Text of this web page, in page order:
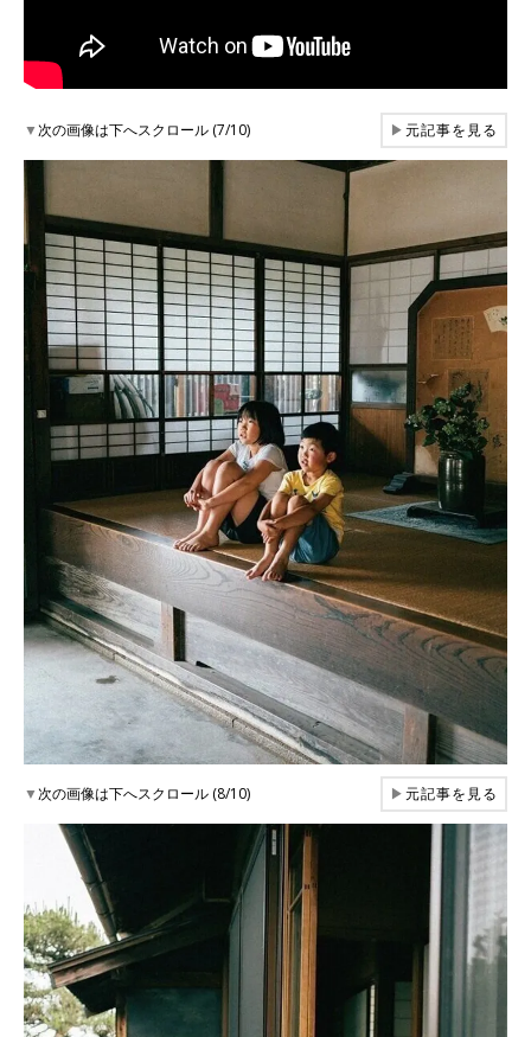
▼次の画像は下へスクロール (7/10) ▶元記事を見る
▼次の画像は下へスクロール (8/10) ▶元記事を見る